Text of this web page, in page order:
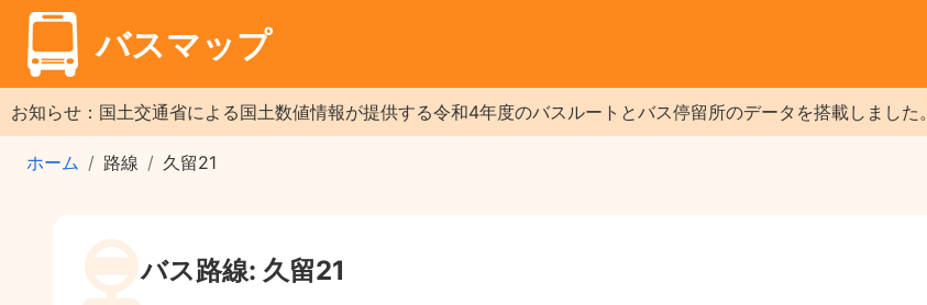
バスマップ
お知らせ：国土交通省による国土数値情報が提供する令和4年度のバスルートとバス停留所のデータを搭載しました。
ホーム 路線 久留21
バス路線: 久留21